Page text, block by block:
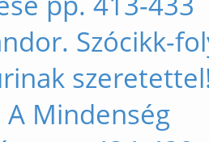
Szócikk-
Mindenség